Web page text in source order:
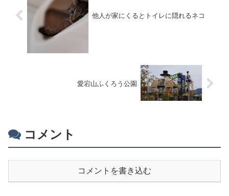
他人が家にくるとトイレに隠れるネコ
愛宕山ふくろう公園
コメント
コメントを書き込む